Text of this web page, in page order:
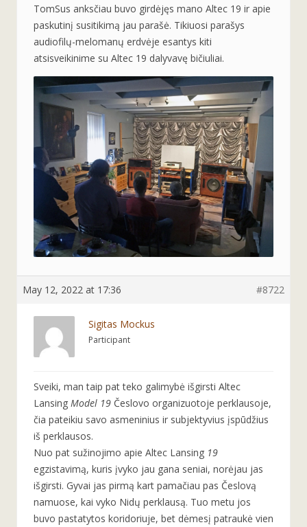
TomSus anksčiau buvo girdėjęs mano Altec 19 ir apie
paskutinį susitikimą jau parašė. Tikiuosi parašys
audiofilų-melomanų erdvėje esantys kiti
atsisveikinime su Altec 19 dalyvavę bičiuliai.
May 12, 2022 at 17:36 #8722
Sigitas Mockus
Participant
Sveiki, man taip pat teko galimybė išgirsti Altec
Lansing Model 19 Česlovo organizuotoje perklausoje,
čia pateikiu savo asmeninius ir subjektyvius įspūdžius
iš perklausos.
Nuo pat sužinojimo apie Altec Lansing 19
egzistavimą, kuris įvyko jau gana seniai, norėjau jas
išgirsti. Gyvai jas pirmą kart pamačiau pas Česlovą
namuose, kai vyko Nidų perklausą. Tuo metu jos
buvo pastatytos koridoriuje, bet dėmesį patraukė vien